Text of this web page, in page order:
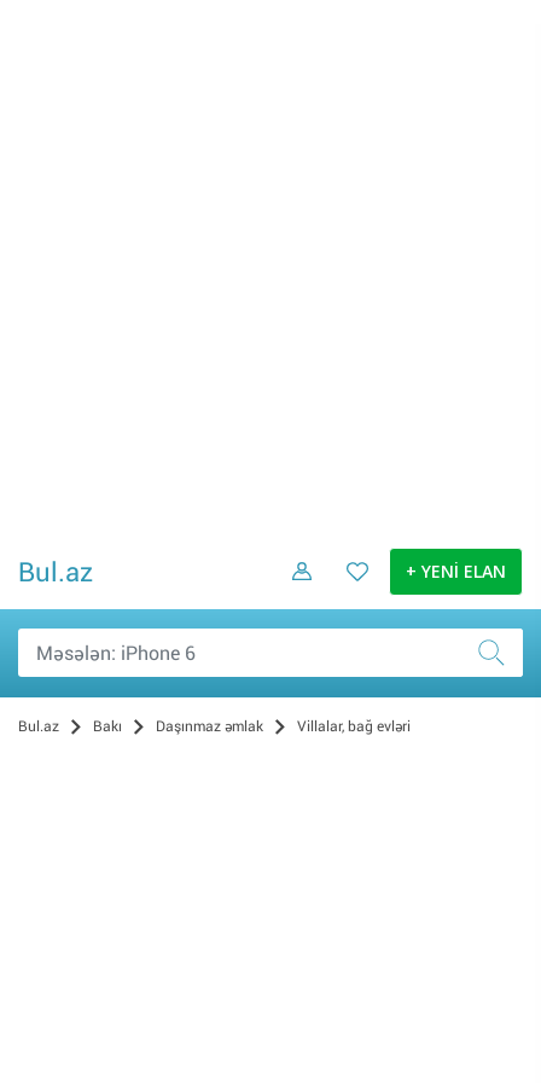
Bul.az + YENİ ELAN
Bul.az Bakı Daşınmaz əmlak Villalar, bağ evləri